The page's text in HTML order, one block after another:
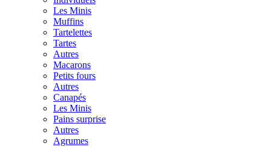
Les Minis
Muffins
Tartelettes
Tartes
Autres
Macarons
Petits fours
Autres
Canapés
Les Minis
Pains surprise
Autres
Agrumes